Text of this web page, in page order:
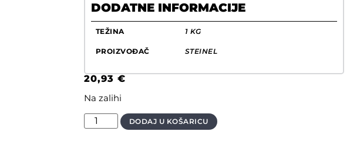
DODATNE INFORMACIJE
TEŽINA 1 KG
PROIZVOĐAČ STEINEL
20,93 €
Na zalihi
DODAJ U KOŠARICU